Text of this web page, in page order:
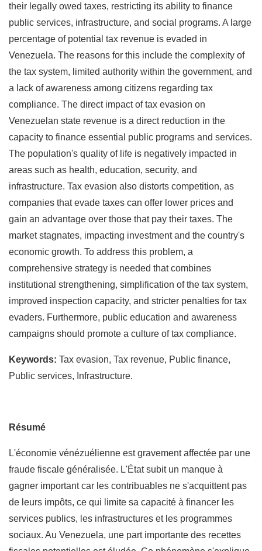
their legally owed taxes, restricting its ability to finance
public services, infrastructure, and social programs. A large
percentage of potential tax revenue is evaded in
Venezuela. The reasons for this include the complexity of
the tax system, limited authority within the government, and
a lack of awareness among citizens regarding tax
compliance. The direct impact of tax evasion on
Venezuelan state revenue is a direct reduction in the
capacity to finance essential public programs and services.
The population's quality of life is negatively impacted in
areas such as health, education, security, and
infrastructure. Tax evasion also distorts competition, as
companies that evade taxes can offer lower prices and
gain an advantage over those that pay their taxes. The
market stagnates, impacting investment and the country's
economic growth. To address this problem, a
comprehensive strategy is needed that combines
institutional strengthening, simplification of the tax system,
improved inspection capacity, and stricter penalties for tax
evaders. Furthermore, public education and awareness
campaigns should promote a culture of tax compliance.
Keywords: Tax evasion, Tax revenue, Public finance,
Public services, Infrastructure.
Résumé
L'économie vénézuélienne est gravement affectée par une
fraude fiscale généralisée. L'État subit un manque à
gagner important car les contribuables ne s'acquittent pas
de leurs impôts, ce qui limite sa capacité à financer les
services publics, les infrastructures et les programmes
sociaux. Au Venezuela, une part importante des recettes